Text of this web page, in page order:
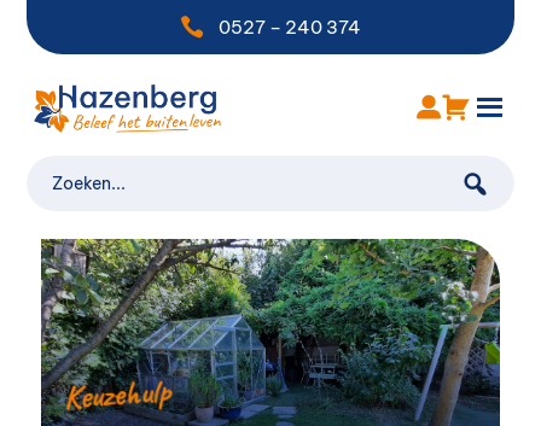
 0527 – 240 374
Keuzehulp